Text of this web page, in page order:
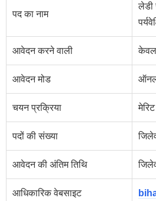
पद का नाम
लेडी
आवेदन करने वाली केवल
आवेदन मोड
चयन प्रक्रिया
पदों की संख्या
आवेदन की अंतिम तिथि
आधिकारिक वेबसाइट